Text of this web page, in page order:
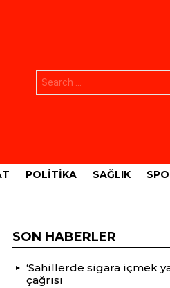
POLITIKA SAĞLIK
SON HABERLER
‘Sahillerde sigara içmek
çağrısı